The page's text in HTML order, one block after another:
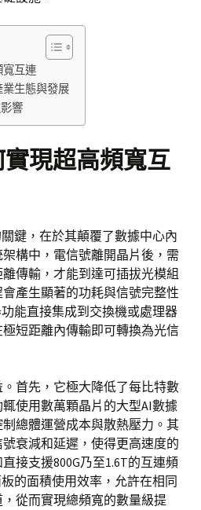
寬互連
業生態與發展
響
現超高頻寬互
鍵，在於其顛覆了數據中心內
構中，電信號離開晶片後，需
傳輸，才能到達可插拔光模組
產生顯著的功耗與信號完整性
能直接集成到交換機或處理器
短距離內傳輸即可轉換為光信
首先，它極大降低了每比特數
使用數萬顆晶片的大型AI數據
總體運營成本與散熱壓力。其
衰減和延遲，使得更高速度的
接支援800G乃至1.6T的互連頻
的面積使用效率，允許在相同
從而實現總頻寬的數量級提